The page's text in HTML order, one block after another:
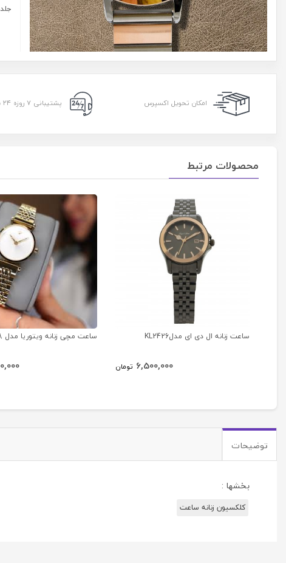
امکان تحویل اکسپرس پشتیبانی ۷ روزه ۲۴ ساعته
محصولات مرتبط
ساعت زنانه ال دی ای مدلKL2426
6,500,000 تومان
ساعت مچی زنانه ویتوریا مدل VT3458
توضیحات
بخشها :
کلکسیون زنانه ساعت